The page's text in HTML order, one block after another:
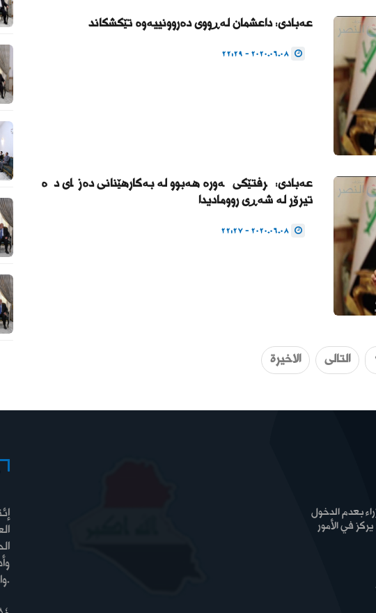
عەبادى: داعشمان لەڕووى دەروونییەوە تێکشکاند
عەبادى: گرفتێکى گەورە هەبوو لە بەکارهێنانى دەزگاى دژە
تیرۆر لە شەڕى روومادیدا
التالى الاخيرة
والسيادة والرفاه.
بعدم الدخول
في الأمور